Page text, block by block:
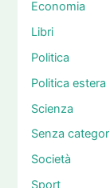
Economia
Libri
Politica
Politica estera
Scienza
Senza
Società
Sport